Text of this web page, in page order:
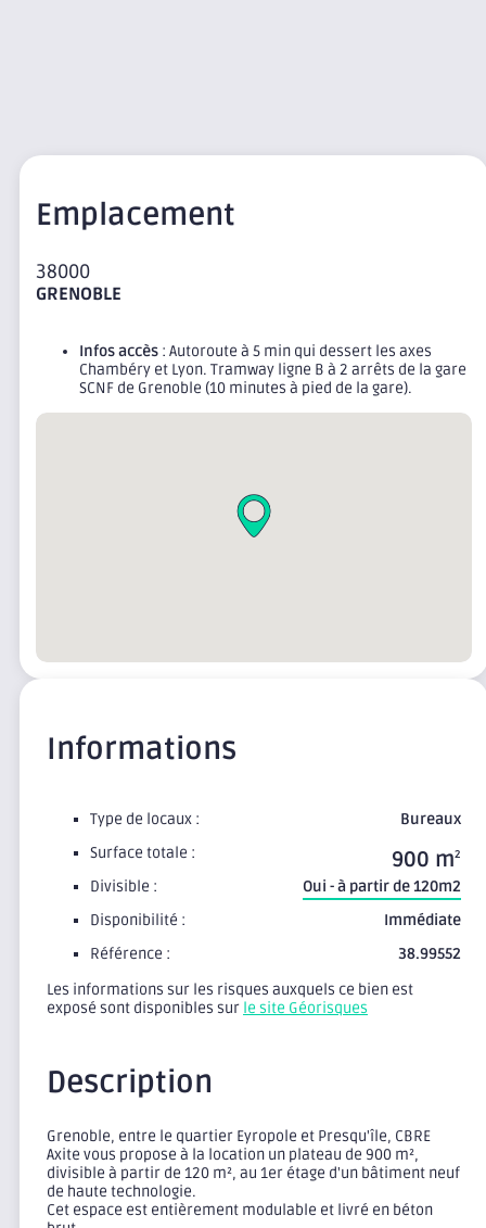
Emplacement
38000
GRENOBLE
Infos accès : Autoroute à 5 min qui dessert les axes
Chambéry et Lyon. Tramway ligne B à 2 arrêts de la gare
SCNF de Grenoble (10 minutes à pied de la gare).
Informations
Type de locaux :
Bureaux
Surface totale :
900 m2
Divisible :
Oui - à partir de 120m2
Disponibilité :
Immédiate
Référence :
38.99552
Les informations sur les risques auxquels ce bien est
exposé sont disponibles sur le site Géorisques
Description
Grenoble, entre le quartier Eyropole et Presqu'île, CBRE
Axite vous propose à la location un plateau de 900 m²,
divisible à partir de 120 m², au 1er étage d'un bâtiment neuf
de haute technologie.
Cet espace est entièrement modulable et livré en béton